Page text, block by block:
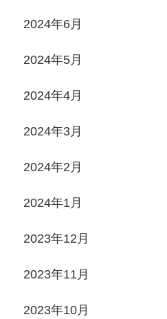
2024年6月
2024年5月
2024年4月
2024年3月
2024年2月
2024年1月
2023年12月
2023年11月
2023年10月